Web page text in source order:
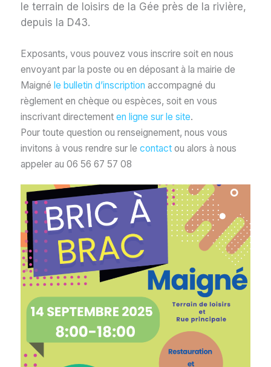
le terrain de loisirs de la Gée près de la rivière,
depuis la D43.
Exposants, vous pouvez vous inscrire soit en nous
envoyant par la poste ou en déposant à la mairie de
Maigné le bulletin d’inscription accompagné du
règlement en chèque ou espèces, soit en vous
inscrivant directement en ligne sur le site.
Pour toute question ou renseignement, nous vous
invitons à vous rendre sur le contactou alors à nous
appeler au 06 56 67 57 08